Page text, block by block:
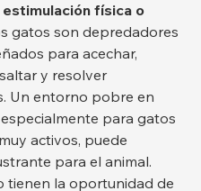
física o
gatos son depredadores
para acechar,
y resolver
Un entorno pobre en
para gatos
activos, puede
para el animal.
tienen la oportunidad de